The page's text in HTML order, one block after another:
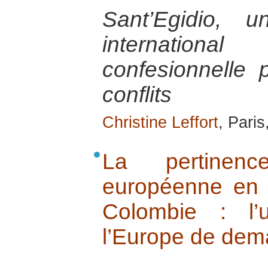
Sant’Egidio,
confesionnelle
conflits
Christine Leffort,
La
européenne
Colombie :
l’Europe de